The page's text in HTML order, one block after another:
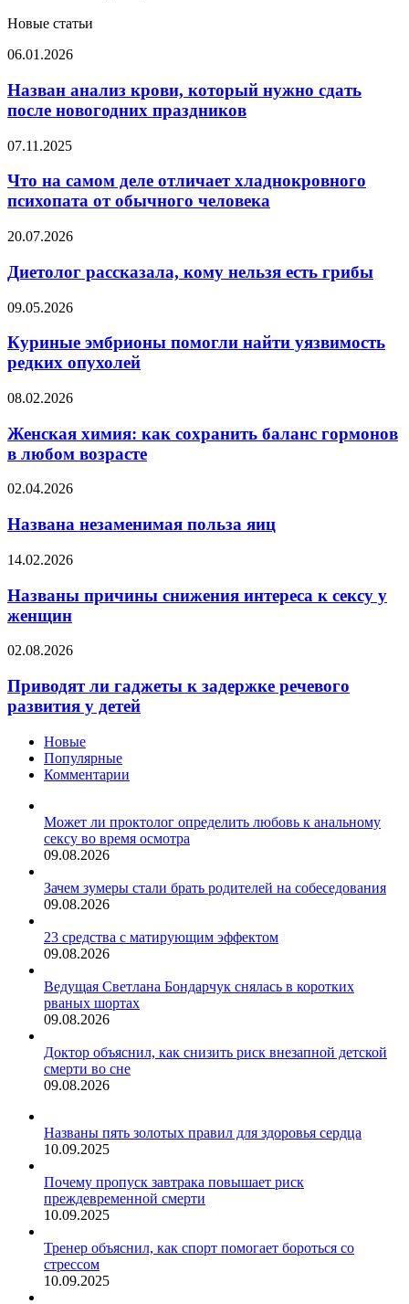
Новые статьи
Назван
крови,
который
нужно
после
праздников
06.01.2026
Назван анализ крови, который нужно сдать
после новогодних праздников
Что
самом
отличает
психопата
обычного
07.11.2025
Что на самом деле отличает хладнокровного
психопата от обычного человека
Диетолог
кому
нельзя
есть
грибы
20.07.2026
Диетолог рассказала, кому нельзя есть грибы
Куриные
помогли
найти
уязвимость
опухолей
09.05.2026
Куриные эмбрионы помогли найти уязвимость
редких опухолей
Женская
как
сохранить
баланс
в
возрасте
08.02.2026
Женская химия: как сохранить баланс гормонов
в любом возрасте
Названа
польза
яиц
02.04.2026
Названа незаменимая польза яиц
Названы
снижения
интереса
к
у
14.02.2026
Названы причины снижения интереса к сексу у
женщин
Приводят
гаджеты
к
задержке
развития
детей
02.08.2026
Приводят ли гаджеты к задержке речевого
развития у детей
Новые
Популярные
Комментарии
Может ли проктолог определить любовь к анальному
сексу во время осмотра
09.08.2026
Зачем зумеры стали брать родителей на собеседования
09.08.2026
23 средства с матирующим эффектом
09.08.2026
Ведущая Светлана Бондарчук снялась в коротких
рваных шортах
09.08.2026
Доктор объяснил, как снизить риск внезапной детской
смерти во сне
09.08.2026
Названы пять золотых правил для здоровья сердца
10.09.2025
Почему пропуск завтрака повышает риск
преждевременной смерти
10.09.2025
Тренер объяснил, как спорт помогает бороться со
стрессом
10.09.2025